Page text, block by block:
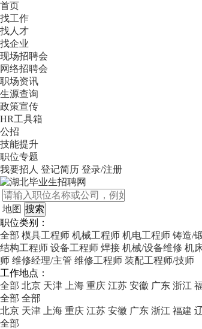
首页
找工作
找人才
找企业
现场招聘会
网络招聘会
职场资讯
生源查询
政策宣传
HR工具箱
公招
技能提升
职位专题
我要招人 登记简历 登录/注册
地图
职位类别：
全部 模具工程师 机械工程师 机电工程师 铸造/
结构工程师 设备工程师 焊接 机械/设备维修 机
师 维修经理/主管 维修工程师 装配工程师/技师
工作地点：
全部 北京 天津 上海 重庆 江苏 安徽 广东 浙江
全部 全部
北京 天津 上海 重庆 江苏 安徽 广东 浙江 福建
全部